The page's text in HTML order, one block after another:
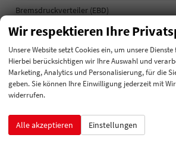
Bremsdruckverteiler (EBD)
Bremsassistent (BAS)
Fahrzeugstabilitätsmanagement (VSM)
Bergabfahr-Bremskontrolle (DBC)
Berganhilfe (HAC)
Anhänger-Stabilitätsassistent (TSA)
Wir respektieren Ihre
Unsere Website setzt Cookies ein, um unsere
Hierbei berücksichtigen wir Ihre Auswahl und
Marketing, Analytics und Personalisierung, für die
geben. Sie können Ihre Einwilligung jederzeit mit
widerrufen.
Alle akzeptieren Einstellungen